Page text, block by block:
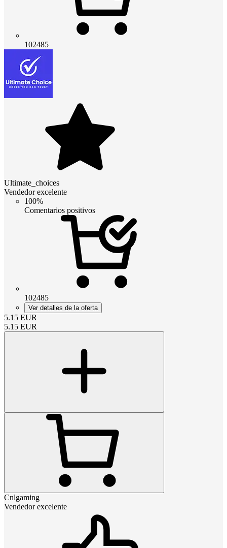
102485
Ultimate_choices
Vendedor excelente
100%
Comentarios positivos
102485
Ver detalles de la oferta
5.15 EUR
5.15 EUR
Cnlgaming
Vendedor excelente